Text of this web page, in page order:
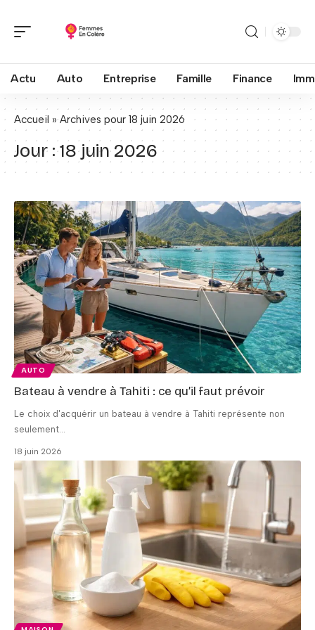
Actu Auto Entreprise Famille Finance
Accueil »Archives pour 18 juin 2026
Jour :18 juin 2026
AUTO
Bateau à vendre à Tahiti : ce qu’il faut prévoir
Le choix d'acquérir un bateau à vendre à Tahiti représente non
seulement
18 juin 2026